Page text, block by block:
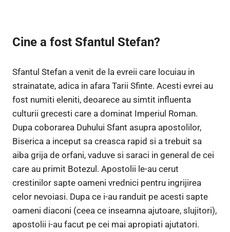
Cine a fost Sfantul Stefan?
Sfantul Stefan a venit de la evreii care locuiau in
strainatate, adica in afara Tarii Sfinte. Acesti evrei au
fost numiti eleniti, deoarece au simtit influenta
culturii grecesti care a dominat Imperiul Roman.
Dupa coborarea Duhului Sfant asupra apostolilor,
Biserica a inceput sa creasca rapid si a trebuit sa
aiba grija de orfani, vaduve si saraci in general de cei
care au primit Botezul. Apostolii le-au cerut
crestinilor sapte oameni vrednici pentru ingrijirea
celor nevoiasi. Dupa ce i-au randuit pe acesti sapte
oameni diaconi (ceea ce inseamna ajutoare, slujitori),
apostolii i-au facut pe cei mai apropiati ajutatori.